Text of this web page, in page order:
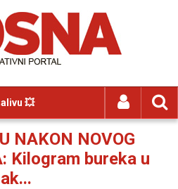
💥
NAKON NOVOG
Kilogram bureka u